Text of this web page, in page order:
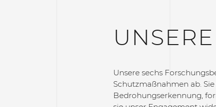
UNSERE
Unsere sechs
Schutzmaßnahmen ab.
Bedrohungserkennung,